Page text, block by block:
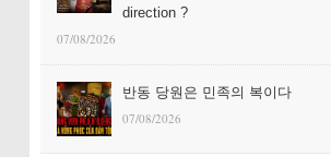
direction ?
07/08/2026
반동 당원은 민족의 복이다
07/08/2026